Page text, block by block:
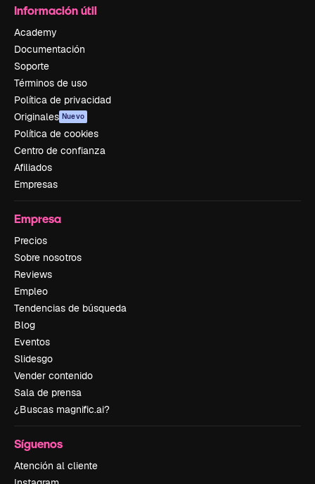
Información útil
Academy
Documentación
Soporte
Términos de uso
Política de privacidad
Originales Nuevo
Política de cookies
Centro de confianza
Afiliados
Empresas
Empresa
Precios
Sobre nosotros
Reviews
Empleo
Tendencias de búsqueda
Blog
Eventos
Slidesgo
Vender contenido
Sala de prensa
¿Buscas magnific.ai?
Síguenos
Atención al cliente